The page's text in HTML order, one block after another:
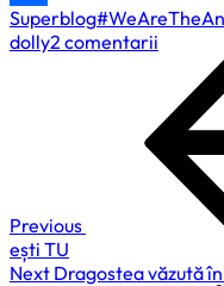
Partajează
Superblog
dolly2 comentarii
aricică.
Previous
ești TU
Next
Next Dragostea văzută